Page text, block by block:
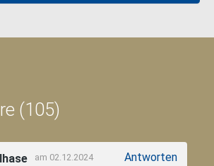
(105)
am 02.12.2024 Antworten